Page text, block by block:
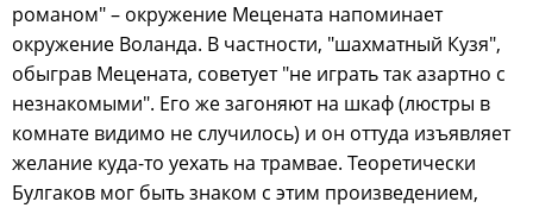
романом" – окружение Мецената напоминает
окружение Воланда. В частности, "шахматный Кузя",
обыграв Мецената, советует "не играть так азартно с
незнакомыми". Его же загоняют на шкаф (люстры в
комнате видимо не случилось) и он оттуда изъявляет
желание куда-то уехать на трамвае. Теоретически
Булгаков мог быть знаком с этим произведением,